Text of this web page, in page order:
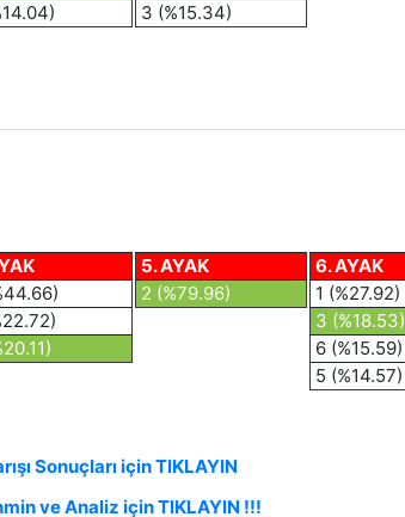
3 (%15.34)
5. AYAK
2 (%79.96)
6. AYAK
1 (%27.92)
3 (%18.53)
6 (%15.59)
5 (%14.57)
Sonuçları için TIKLAYIN
ve Analiz için TIKLAYIN !!!